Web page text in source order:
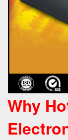
Why